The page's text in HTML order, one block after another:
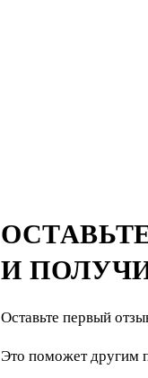
И
Оставьте первый
Это поможет другим